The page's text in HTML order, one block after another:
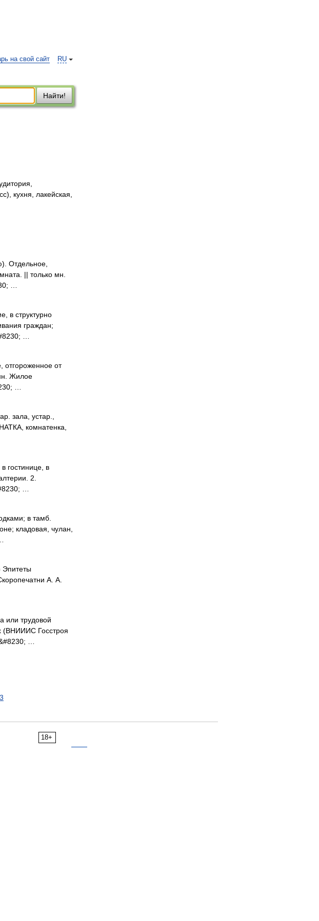
RU
на свой сайт
Найти!
кухня, лакейская,
Отдельное,
|| только мн.
…
в структурно
граждан;
…
отгороженное от
Жилое
…
зала, устар.,
комнатенка,
гостинице, в
2.
…
в тамб.
кладовая, чулан,
Эпитеты
А. А.
или трудовой
(ВНИИИС Госстроя
…
18+